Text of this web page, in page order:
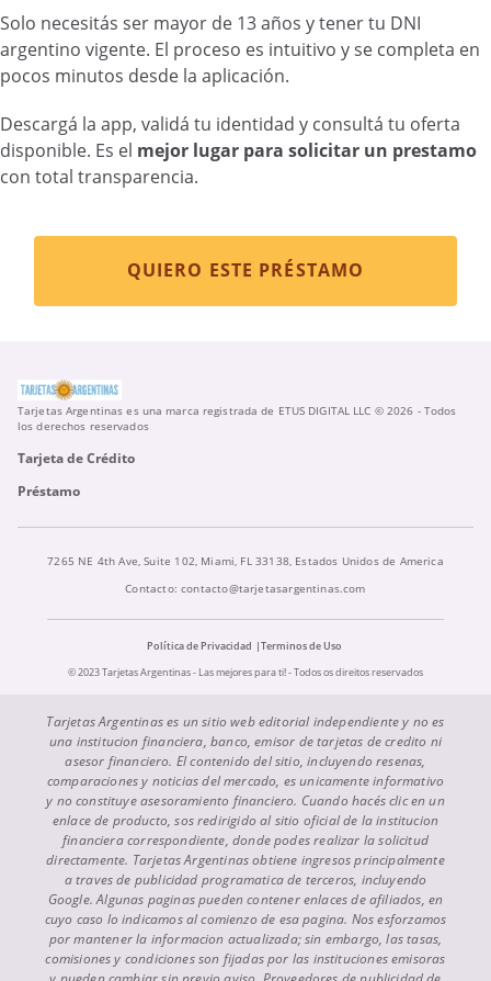
Solo necesitás ser mayor de 13 años y tener tu DNI
argentino vigente. El proceso es intuitivo y se completa en
pocos minutos desde la aplicación.
Descargá la app, validá tu identidad y consultá tu oferta
disponible. Es el mejor lugar para solicitar un prestamo
con total transparencia.
QUIERO ESTE PRÉSTAMO
Tarjetas Argentinas es una marca registrada de ETUS DIGITAL LLC © 2026 - Todos
los derechos reservados
Tarjeta de Crédito
Préstamo
7265 NE 4th Ave, Suite 102, Miami, FL 33138, Estados Unidos de America
Contacto:contacto@tarjetasargentinas.com
Política de Privacidad
Terminos de Uso
© 2023 Tarjetas Argentinas - Las mejores para ti! - Todos os direitos reservados
Tarjetas Argentinas es un sitio web editorial independiente y no es
una institucion financiera, banco, emisor de tarjetas de credito ni
asesor financiero. El contenido del sitio, incluyendo resenas,
comparaciones y noticias del mercado, es unicamente informativo
y no constituye asesoramiento financiero. Cuando hacés clic en un
enlace de producto, sos redirigido al sitio oficial de la institucion
financiera correspondiente, donde podes realizar la solicitud
directamente. Tarjetas Argentinas obtiene ingresos principalmente
a traves de publicidad programatica de terceros, incluyendo
Google. Algunas paginas pueden contener enlaces de afiliados, en
cuyo caso lo indicamos al comienzo de esa pagina. Nos esforzamos
por mantener la informacion actualizada; sin embargo, las tasas,
comisiones y condiciones son fijadas por las instituciones emisoras